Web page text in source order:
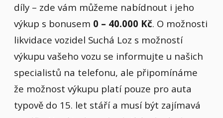
díly – zde vám můžeme nabídnout i jeho
výkup s bonusem 0 – 40.000 Kč. O možnosti
likvidace vozidel Suchá Loz s možností
výkupu vašeho vozu se informujte u našich
specialistů na telefonu, ale připomínáme
že možnost výkupu platí pouze pro auta
typově do 15. let stáří a musí být zajímavá